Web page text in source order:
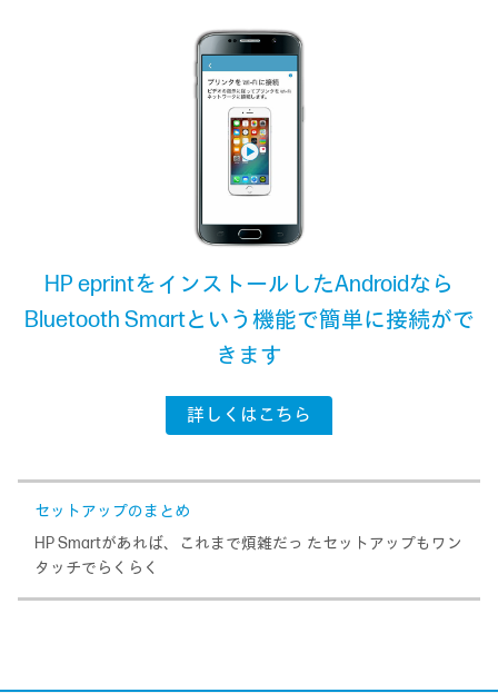
HP eprintをインストールしたAndroidなら
Bluetooth Smartという機能で簡単に接続がで
きます
詳しくはこちら
セットアップのまとめ
HP Smartがあれば、これまで煩雑だっ たセットアップもワン
タッチでらくらく